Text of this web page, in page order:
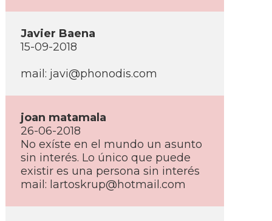
Javier Baena
15-09-2018
mail: javi@phonodis.com
joan matamala
26-06-2018
No exí­ste en el mundo un asunto
sin interés. Lo único que puede
existir es una persona sin interés
mail: lartoskrup@hotmail.com